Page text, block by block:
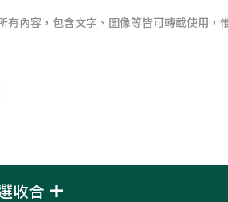
有內容，包含文字、圖像等皆可轉載使用，
收合